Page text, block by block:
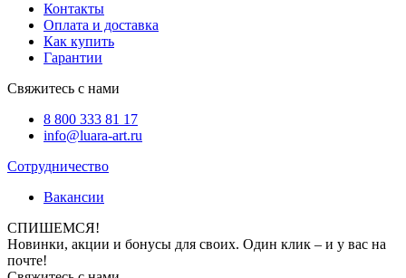
Контакты
Оплата и доставка
Как купить
Гарантии
Свяжитесь с нами
8 800 333 81 17
info@luara-art.ru
Сотрудничество
Вакансии
СПИШЕМСЯ!
Новинки, акции и бонусы для своих. Один клик – и у вас на
почте!